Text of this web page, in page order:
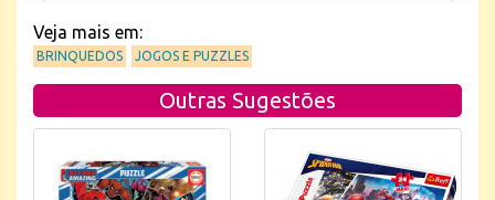
Veja mais em:
BRINQUEDOS JOGOS E PUZZLES
Outras Sugestões